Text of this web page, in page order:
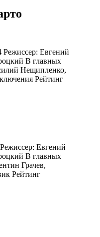
Режиссер: Евгений
В главных
Нещипленко,
Рейтинг
Евгений
В главных
Грачев,
Рейтинг